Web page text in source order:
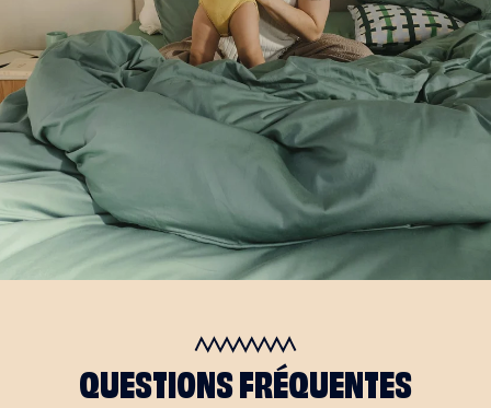
QUESTIONS FRÉQUENTES